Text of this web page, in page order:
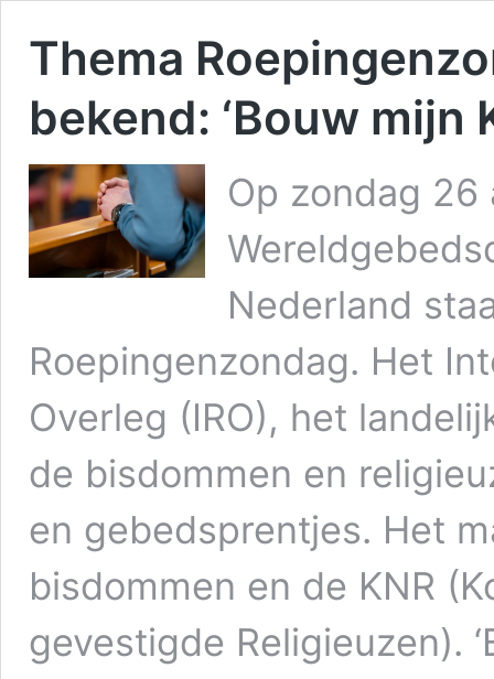
Thema
bekend: ‘Bouw mijn
Op zondag
Nederland
Roepingenzondag. Het
Overleg (IRO), het
de bisdommen en
en gebedsprentjes. Het
bisdommen en de KNR
gevestigde Religieuzen).